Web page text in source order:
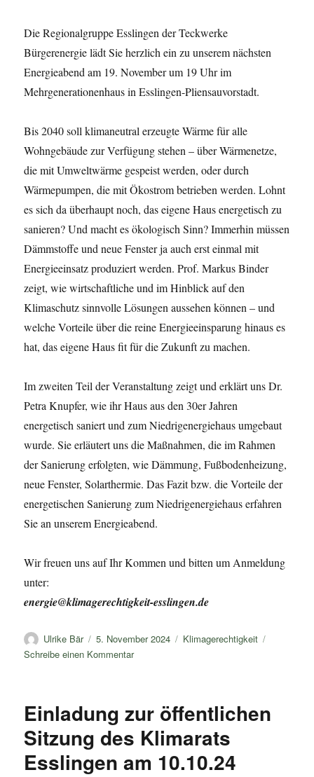
Die Regionalgruppe Esslingen der Teckwerke
Bürgerenergie lädt Sie herzlich ein zu unserem nächsten
Energieabend am 19. November um 19 Uhr im
Mehrgenerationenhaus in Esslingen-Pliensauvorstadt.
Bis 2040 soll klimaneutral erzeugte Wärme für alle
Wohngebäude zur Verfügung stehen – über Wärmenetze,
die mit Umweltwärme gespeist werden, oder durch
Wärmepumpen, die mit Ökostrom betrieben werden. Lohnt
es sich da überhaupt noch, das eigene Haus energetisch zu
sanieren? Und macht es ökologisch Sinn? Immerhin müssen
Dämmstoffe und neue Fenster ja auch erst einmal mit
Energieeinsatz produziert werden. Prof. Markus Binder
zeigt, wie wirtschaftliche und im Hinblick auf den
Klimaschutz sinnvolle Lösungen aussehen können – und
welche Vorteile über die reine Energieeinsparung hinaus es
hat, das eigene Haus fit für die Zukunft zu machen.
Im zweiten Teil der Veranstaltung zeigt und erklärt uns Dr.
Petra Knupfer, wie ihr Haus aus den 30er Jahren
energetisch saniert und zum Niedrigenergiehaus umgebaut
wurde. Sie erläutert uns die Maßnahmen, die im Rahmen
der Sanierung erfolgten, wie Dämmung, Fußbodenheizung,
neue Fenster, Solarthermie. Das Fazit bzw. die Vorteile der
energetischen Sanierung zum Niedrigenergiehaus erfahren
Sie an unserem Energieabend.
Wir freuen uns auf Ihr Kommen und bitten um Anmeldung
unter:
energie@klimagerechtigkeit-esslingen.de
Autor
Ulrike Bär
Veröffentlicht
am
5. November 2024 Kategorien
Klimagerechtigkeit
Schreibe einen Kommentarzu
fit
die
Zukunft?
Einladung zur öffentlichen
Sitzung des Klimarats
Esslingen am 10.10.24